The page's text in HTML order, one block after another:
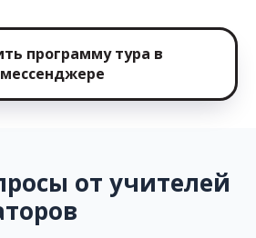
программу тура в
мессенджере
от учителей